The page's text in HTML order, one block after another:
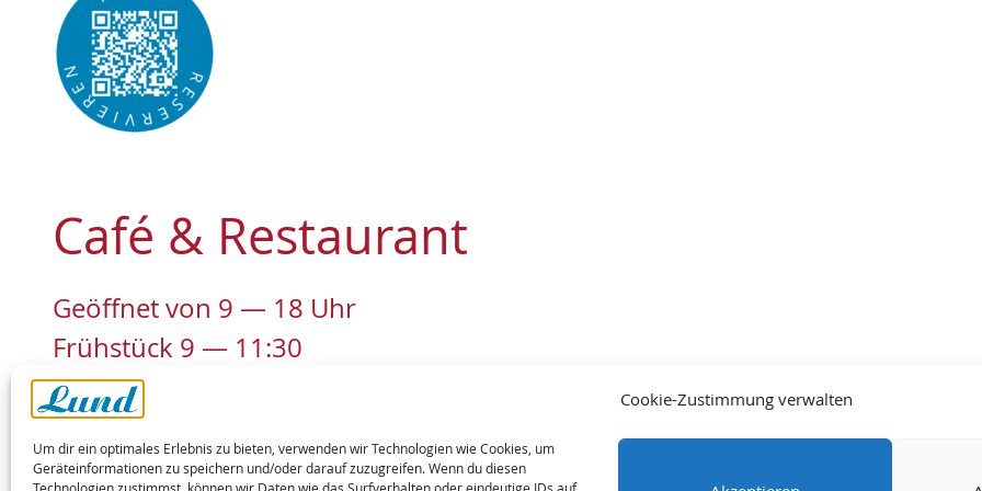
Cookie-Zustimmung verwalten
Um dir ein optimales Erlebnis zu bieten, verwenden wir Technologien wie Cookies, um
Geräteinformationen zu speichern und/oder darauf zuzugreifen. Wenn du diesen
Café & Restaurant
Geöffnet von 9 — 18 Uhr
Frühstück 9 — 11:30
Mittag 12:30 — 17 Uhr
Sonntag und Montag Ruhetag
Vanille Tahiti
Meersalz-Karamell
Weiße Schoko
SORBETS
Mango
Erdbeere
Zitrone